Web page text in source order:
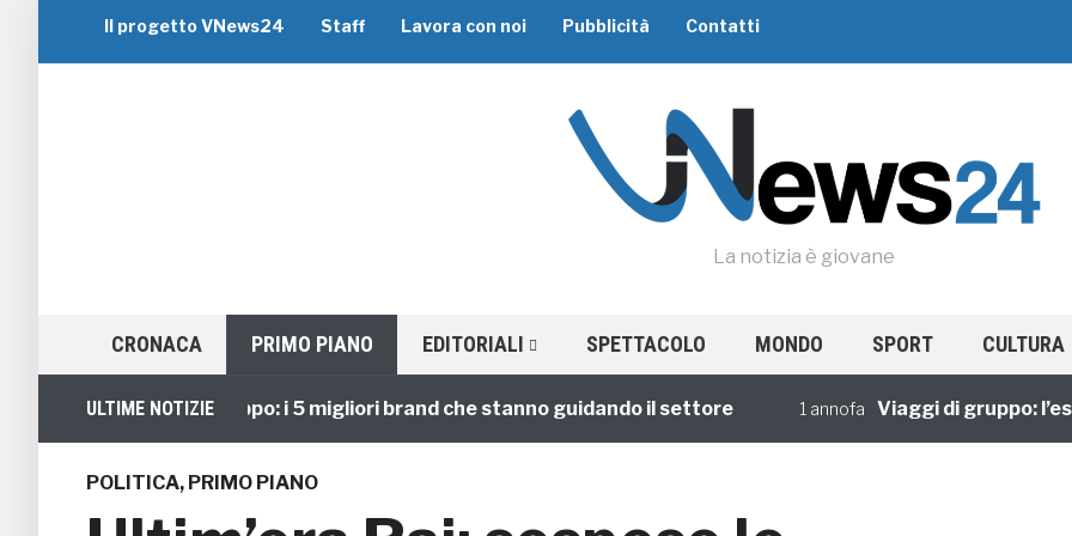
Il progetto VNews24 Staff Lavora con noi Pubblicità Contatti
La notizia è giovane
CRONACA PRIMO PIANO EDITORIALI SPETTACOLO MONDO SPORT CULTURA
ULTIME NOTIZIE
Viaggi di Gruppo: i 5 migliori brand che stanno guidando il settore 1 annofa Viaggi di gruppo:
POLITICA, PRIMO PIANO